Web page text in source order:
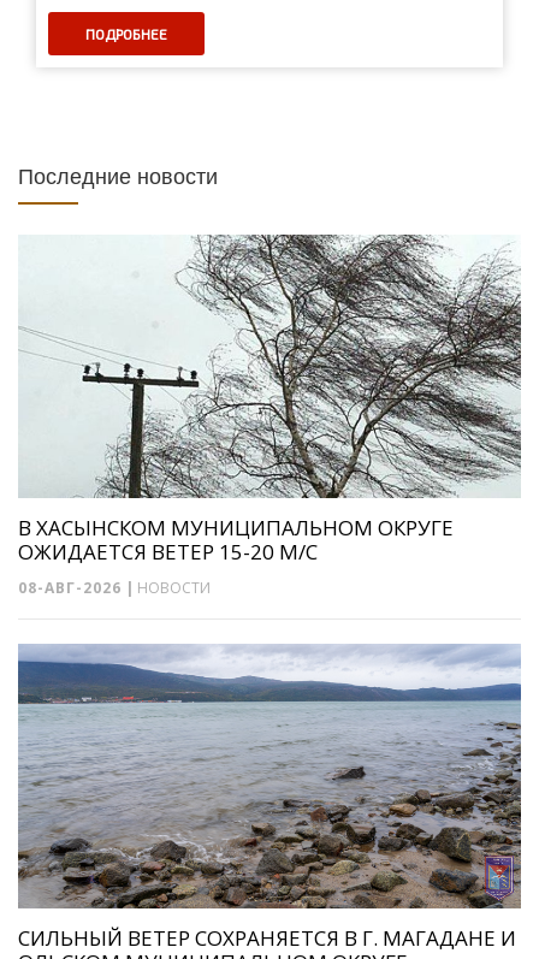
ПОДРОБНЕЕ
Последние новости
В ХАСЫНСКОМ МУНИЦИПАЛЬНОМ ОКРУГЕ
ОЖИДАЕТСЯ ВЕТЕР 15-20 М/С
08-АВГ-2026 | НОВОСТИ
СИЛЬНЫЙ ВЕТЕР СОХРАНЯЕТСЯ В Г. МАГАДАНЕ И